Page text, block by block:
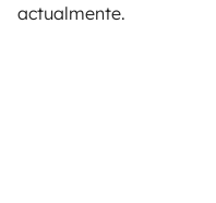
actualmente.